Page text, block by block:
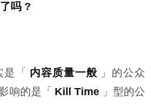
吗 ?
「 内容质量一般 」的公众
响的是「 Kill Time 」型的公